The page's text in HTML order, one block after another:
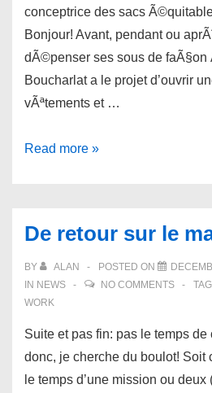
conceptrice des sacs
Bonjour! Avant, pendant ou
dÃ©penser ses sous de
Boucharlat a le projet d’ouvrir
vÃªtements et …
Achetez
et
16
dÃ©cembre
prochains
Ã Â
l'Arsenic!
Read more »
De retour sur le
BY ALAN POSTED ON
IN NEWS NO COMMENTS
WORK
Suite et pas fin: pas le temps
donc, je cherche du boulot!
le temps d’une mission ou deux